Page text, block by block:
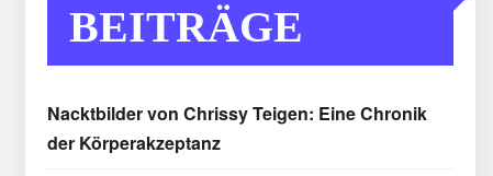
BEITRÄGE
Nacktbilder von Chrissy Teigen: Eine Chronik
der Körperakzeptanz